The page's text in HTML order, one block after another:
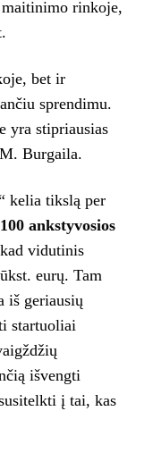
rinkoje,
bet ir
sprendimu.
yra stipriausias
Burgaila.
kelia tikslą per
100 ankstyvosios
vidutinis
eurų. Tam
iš geriausių
startuoliai
išvengti
į tai, kas